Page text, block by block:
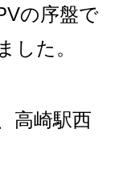
の序盤で
した。
高崎駅西